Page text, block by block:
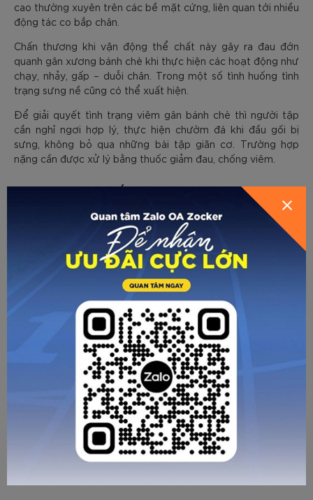
cao thường xuyên trên các bề mặt cứng, liên quan tới nhiều
động tác co bắp chân.
Chấn thương khi vận động thể chất này gây ra đau đớn
quanh gân xương bánh chè khi thực hiện các hoạt động như
chạy, nhảy, gấp – duỗi chân. Trong một số tình huống tình
trạng sưng nề cũng có thể xuất hiện.
Để giải quyết tình trạng viêm gân bánh chè thì người tập
cần nghỉ ngơi hợp lý, thực hiện chườm đá khi đầu gối bị
sưng, không bỏ qua những bài tập giãn cơ. Trường hợp
nặng cần được xử lý bằng thuốc giảm đau, chống viêm.
8. Bong gân mắt cá chân
Bong gân mắt cá chân thường xảy ra khi runner bị ngã do
vấp phải chướng ngại vật ở trên đường chạy, dẫn tới kéo
giãn quá mức hoặc rách dây chằng quanh mắt cá chân.
Chấn thương dạng này thường không quá nghiêm trọng,
người bị bong gân chỉ cần nghỉ ngơi, chườm đá, bó chặt mắt